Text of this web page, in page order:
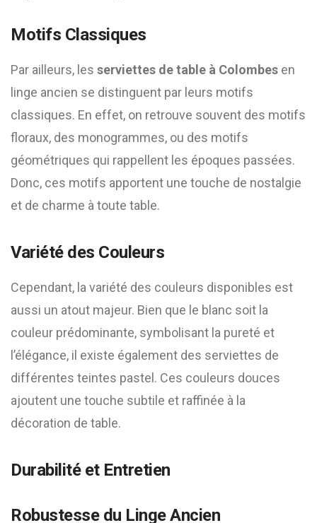
Motifs Classiques
Par ailleurs, les serviettes de table à Colombes en
linge ancien se distinguent par leurs motifs
classiques. En effet, on retrouve souvent des motifs
floraux, des monogrammes, ou des motifs
géométriques qui rappellent les époques passées.
Donc, ces motifs apportent une touche de nostalgie
et de charme à toute table.
Variété des Couleurs
Cependant, la variété des couleurs disponibles est
aussi un atout majeur. Bien que le blanc soit la
couleur prédominante, symbolisant la pureté et
l’élégance, il existe également des serviettes de
différentes teintes pastel. Ces couleurs douces
ajoutent une touche subtile et raffinée à la
décoration de table.
Durabilité et Entretien
Robustesse du Linge Ancien